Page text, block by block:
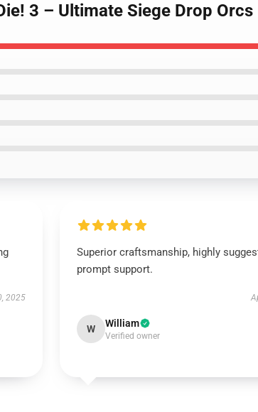
3 – Ultimate Siege Drop
2025
Superior craftsmanship, highly
prompt support.
W William
Verified owner